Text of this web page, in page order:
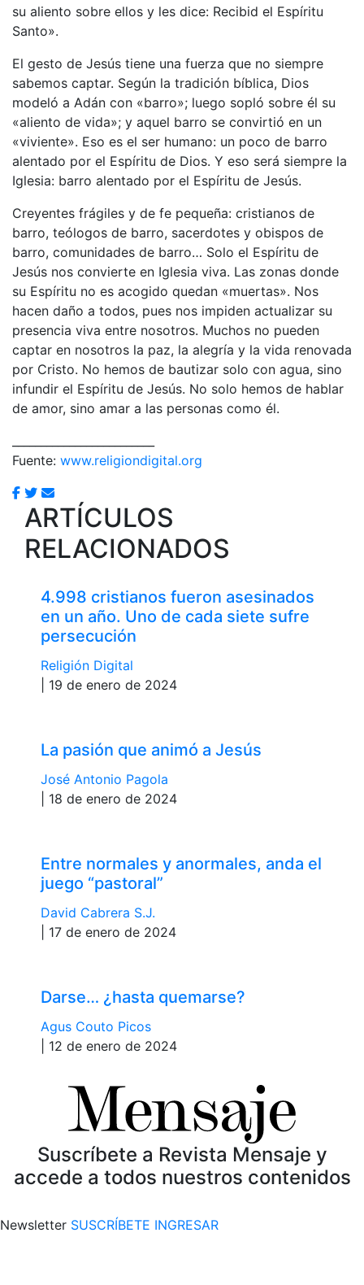
su aliento sobre ellos y les dice: Recibid el Espíritu
Santo».
El gesto de Jesús tiene una fuerza que no siempre
sabemos captar. Según la tradición bíblica, Dios
modeló a Adán con «barro»; luego sopló sobre él su
«aliento de vida»; y aquel barro se convirtió en un
«viviente». Eso es el ser humano: un poco de barro
alentado por el Espíritu de Dios. Y eso será siempre la
Iglesia: barro alentado por el Espíritu de Jesús.
Creyentes frágiles y de fe pequeña: cristianos de
barro, teólogos de barro, sacerdotes y obispos de
barro, comunidades de barro… Solo el Espíritu de
Jesús nos convierte en Iglesia viva. Las zonas donde
su Espíritu no es acogido quedan «muertas». Nos
hacen daño a todos, pues nos impiden actualizar su
presencia viva entre nosotros. Muchos no pueden
captar en nosotros la paz, la alegría y la vida renovada
por Cristo. No hemos de bautizar solo con agua, sino
infundir el Espíritu de Jesús. No solo hemos de hablar
de amor, sino amar a las personas como él.
Fuente: www.religiondigital.org
ARTÍCULOS
RELACIONADOS
4.998 cristianos fueron asesinados
en un año. Uno de cada siete sufre
persecución
Religión Digital
| 19 de enero de 2024
La pasión que animó a Jesús
José Antonio Pagola
| 18 de enero de 2024
Entre normales y anormales, anda el
juego “pastoral”
David Cabrera S.J.
| 17 de enero de 2024
Darse… ¿hasta quemarse?
Agus Couto Picos
| 12 de enero de 2024
Suscríbete a Revista Mensaje y
accede a todos nuestros contenidos
Newsletter SUSCRÍBETE INGRESAR